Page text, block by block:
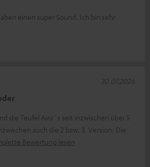
einen super Sound. Ich bin sehr
die Teufel Airy`s seit inzwischen über 5
auch die 2 bzw. 3. Version. Die
Bewertung lesen
30.07.2026